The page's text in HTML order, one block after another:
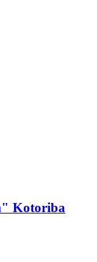
Kotoriba